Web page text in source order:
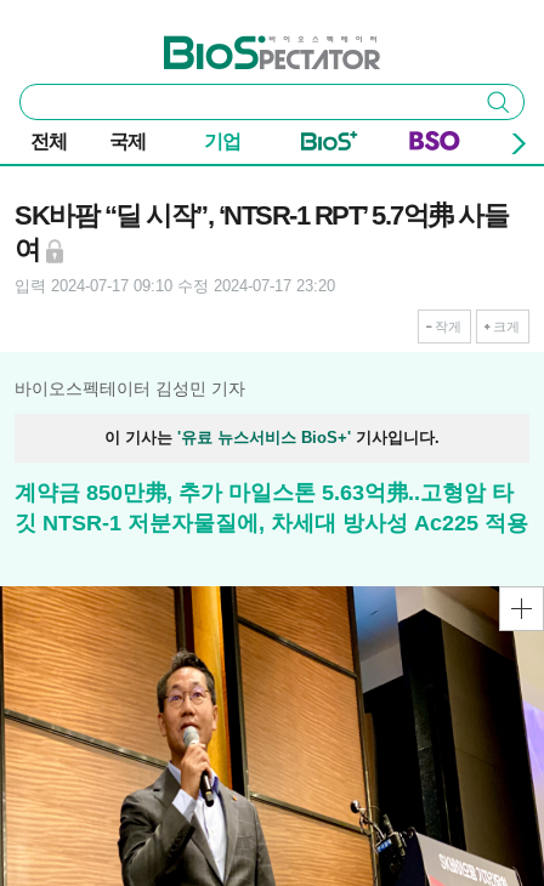
바이오스펙테이터
통
합
검
색
검색
전체 국제 기업
SK바팜 “딜 시작”, ‘NTSR-1 RPT’ 5.7억弗 사들
여
입력 2024-07-17 09:10 수정 2024-07-17 23:20
작게 크게
바이오스펙테이터 김성민 기자
이 기사는 '유료 뉴스서비스 BioS+' 기사입니다.
계약금 850만弗, 추가 마일스톤 5.63억弗..고형암 타
깃 NTSR-1 저분자물질에, 차세대 방사성 Ac225 적용